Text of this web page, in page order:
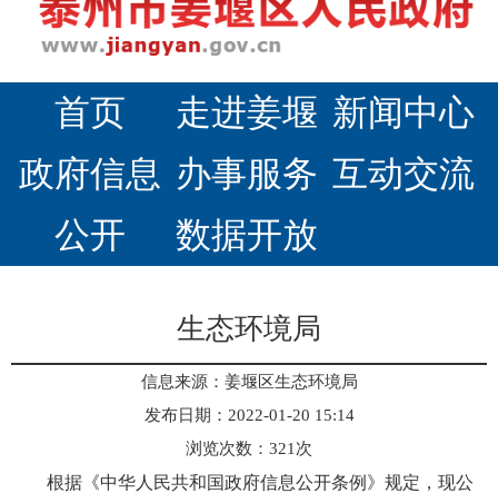
首页 走进姜堰 新闻中心
政府信息
公开
办事服务 互动交流
数据开放
生态环境局
信息来源：姜堰区生态环境局
发布日期：2022-01-20 15:14
浏览次数： 321 次
根据《中华人民共和国政府信息公开条例》规定，现公